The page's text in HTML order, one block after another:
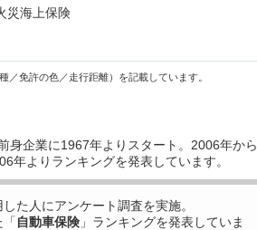
災海上保険
免許の色／走行距離）を記載しています。
身企業に1967年よりスタート。2006年から
年よりランキングを発表しています。
た 人にアンケート調査を実施。
自動車保険 」ランキングを発表していま